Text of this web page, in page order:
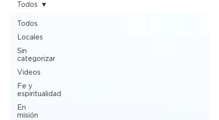
Todos
Locales
Sin
categorizar
Videos
Fe y
espiritualidad
En
misión
Todos